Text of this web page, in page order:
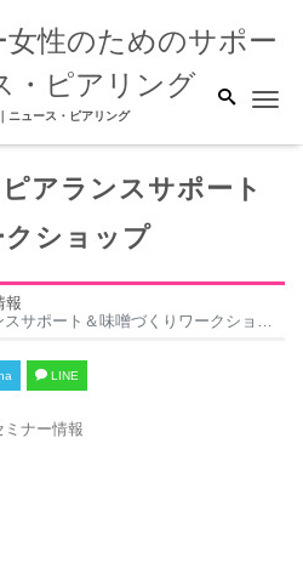
ニュース・ピアリング
ピアランスサポート
クショップ
報
サポート＆味噌づくりワークショップ
LINE
ミナー情報